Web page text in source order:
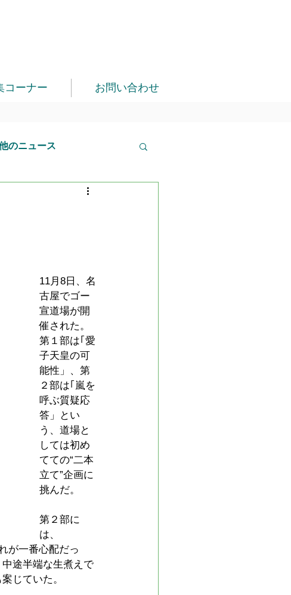
コーナー お問い合わせ
のニュース
11月8日、名
古屋でゴー
宣道場が開
催された。
第１部は｢愛
子天皇の可
能性」、第
２部は｢嵐を
呼ぶ質疑応
答」とい
う、道場と
しては初め
てての“二本
立て”企画に
挑んだ。
第２部に
は、
が一番心配だっ
途半端な生煮えで
じていた。